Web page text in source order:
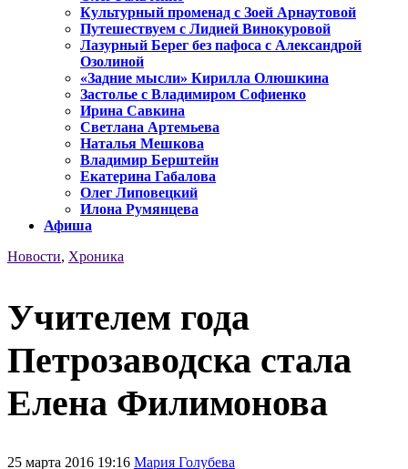
Культурный променад с Зоей Арнаутовой
Путешествуем с Лидией Винокуровой
Лазурный Берег без пафоса с Александрой
Озолиной
«Задние мысли» Кирилла Олюшкина
Застолье с Владимиром Софиенко
Ирина Савкина
Светлана Артемьева
Наталья Мешкова
Владимир Берштейн
Екатерина Габалова
Олег Липовецкий
Илона Румянцева
Афиша
Новости, Хроника
Учителем года
Петрозаводска стала
Елена Филимонова
25 марта 2016 19:16 Мария Голубева